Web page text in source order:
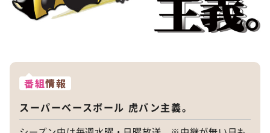
番組情報
スーパーベースボール 虎バン主義。